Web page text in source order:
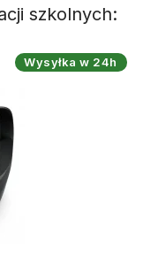
szkolnych:
Wysyłka w 24h